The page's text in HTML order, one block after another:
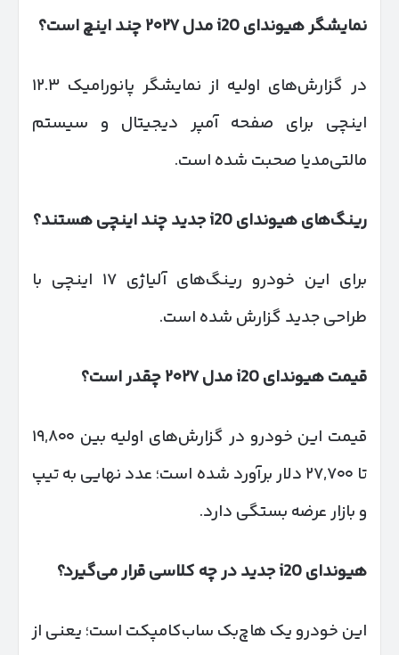
نمایشگر هیوندای مدل۲۰۲۷چند اینچ است؟
در گزارش‌های اولیه از نمایشگر پانورامیک ۱۲.۳
اینچی برای صفحه آمپر دیجیتال و سیستم
مالتی‌مدیا صحبت شده است.
رینگ‌های هیوندای جدید چند اینچی هستند؟
برای این خودرو رینگ‌های آلیاژی ۱۷ اینچی با
طراحی جدید گزارش شده است.
قیمت هیوندای مدل۲۰۲۷چقدر است؟
قیمت این خودرو در گزارش‌های اولیه بین ۱۹,۸۰۰
تا ۲۷,۷۰۰ دلار برآورد شده است؛ عدد نهایی به تیپ
و بازار عرضه بستگی دارد.
هیوندای جدید در چه کلاسی قرار می‌گیرد؟
این خودرو یک هاچ‌بک ساب‌کامپکت است؛ یعنی از